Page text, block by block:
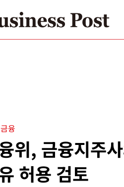
금융
위, 금융지주
허용 검토